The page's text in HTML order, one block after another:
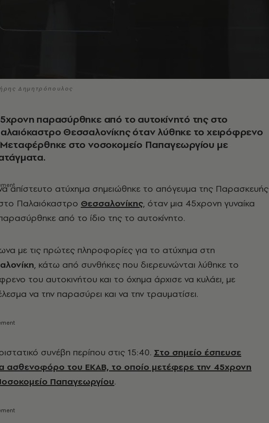
Δημητρόπουλος
παρασύρθηκε από το αυτοκίνητό της στο
Θεσσαλονίκης όταν λύθηκε το χειρόφρενο
στο νοσοκομείο Παπαγεωργίου με
απίστευτο ατύχημα σημειώθηκε το απόγευμα της Παρασκευής
Παλαιόκαστρο Θεσσαλονίκης, όταν μια 45χρονη γυναίκα
από το ίδιο της το αυτοκίνητο.
με τις πρώτες πληροφορίες για το ατύχημα στη
, κάτω από συνθήκες που διερευνώνται λύθηκε το
του αυτοκινήτου και το όχημα άρχισε να κυλάει, με
να την παρασύρει και να την τραυματίσει.
συνέβη περίπου στις 15:40. Στο σημείο έσπευσε
ασθενοφόρο του ΕΚΑΒ, το οποίο μετέφερε την 45χρονη
Παπαγεωργίου.